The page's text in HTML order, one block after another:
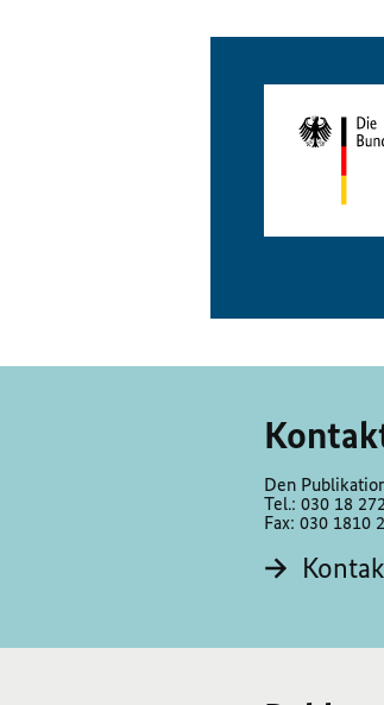
Den
Tel.: 030 18
Fax: 030 1810